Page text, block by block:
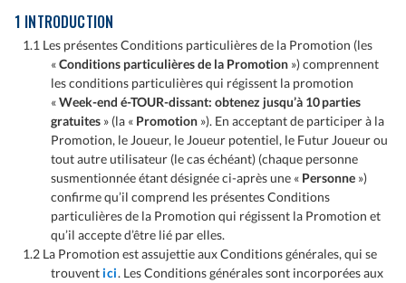
1 INTRODUCTION
1.1 Les présentes Conditions particulières de la Promotion (les
«Conditions particulières de la Promotion ») comprennent
les conditions particulières qui régissent la promotion
«Week-end é-TOUR-dissant: obtenez jusqu’à 10 parties
gratuites » (la « Promotion »). En acceptant de participer à la
Promotion, le Joueur, le Joueur potentiel, le Futur Joueur ou
tout autre utilisateur (le cas échéant) (chaque personne
susmentionnée étant désignée ci-après une « Personne »)
confirme qu’il comprend les présentes Conditions
particulières de la Promotion qui régissent la Promotion et
qu’il accepte d’être lié par elles.
1.2 La Promotion est assujettie aux Conditions générales, qui se
trouventici. Les Conditions générales sont incorporées aux